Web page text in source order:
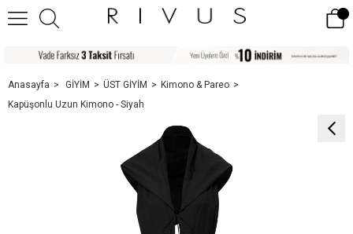
Anasayfa GİYİM ÜST GİYİM
Kimono & Pareo
Kapüşonlu Uzun Kimono - Siyah